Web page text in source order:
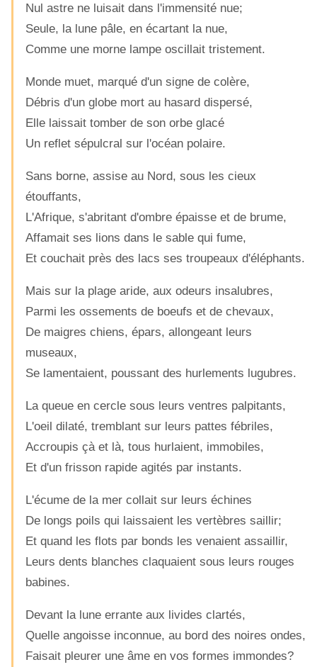
Nul astre ne luisait dans l'immensité nue;
Seule, la lune pâle, en écartant la nue,
Comme une morne lampe oscillait tristement.
Monde muet, marqué d'un signe de colère,
Débris d'un globe mort au hasard dispersé,
Elle laissait tomber de son orbe glacé
Un reflet sépulcral sur l'océan polaire.
Sans borne, assise au Nord, sous les cieux
étouffants,
L'Afrique, s'abritant d'ombre épaisse et de brume,
Affamait ses lions dans le sable qui fume,
Et couchait près des lacs ses troupeaux d'éléphants.
Mais sur la plage aride, aux odeurs insalubres,
Parmi les ossements de boeufs et de chevaux,
De maigres chiens, épars, allongeant leurs
museaux,
Se lamentaient, poussant des hurlements lugubres.
La queue en cercle sous leurs ventres palpitants,
L'oeil dilaté, tremblant sur leurs pattes fébriles,
Accroupis çà et là, tous hurlaient, immobiles,
Et d'un frisson rapide agités par instants.
L'écume de la mer collait sur leurs échines
De longs poils qui laissaient les vertèbres saillir;
Et quand les flots par bonds les venaient assaillir,
Leurs dents blanches claquaient sous leurs rouges
babines.
Devant la lune errante aux livides clartés,
Quelle angoisse inconnue, au bord des noires ondes,
Faisait pleurer une âme en vos formes immondes?